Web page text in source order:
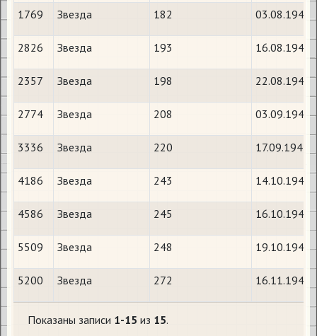
1769 Звезда 182 03.08.1941
2826 Звезда 193 16.08.1941
2357 Звезда 198 22.08.1941
2774 Звезда 208 03.09.1941
3336 Звезда 220 17.09.1941
4186 Звезда 243 14.10.1941
4586 Звезда 245 16.10.1941
5509 Звезда 248 19.10.1941
5200 Звезда 272 16.11.1941
Показаны записи 1-15 из 15.